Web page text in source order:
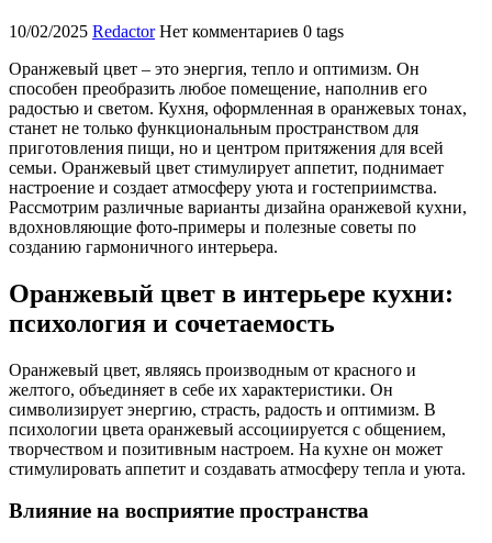
10/02/2025 Redactor Нет комментариев 0 tags
Оранжевый цвет – это энергия, тепло и оптимизм. Он
способен преобразить любое помещение, наполнив его
радостью и светом. Кухня, оформленная в оранжевых тонах,
станет не только функциональным пространством для
приготовления пищи, но и центром притяжения для всей
семьи. Оранжевый цвет стимулирует аппетит, поднимает
настроение и создает атмосферу уюта и гостеприимства.
Рассмотрим различные варианты дизайна оранжевой кухни,
вдохновляющие фото-примеры и полезные советы по
созданию гармоничного интерьера.
Оранжевый цвет в интерьере кухни:
психология и сочетаемость
Оранжевый цвет, являясь производным от красного и
желтого, объединяет в себе их характеристики. Он
символизирует энергию, страсть, радость и оптимизм. В
психологии цвета оранжевый ассоциируется с общением,
творчеством и позитивным настроем. На кухне он может
стимулировать аппетит и создавать атмосферу тепла и уюта.
Влияние на восприятие пространства